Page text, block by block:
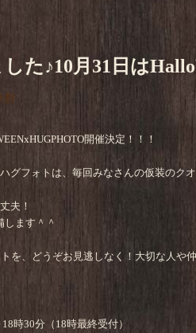
た♪10月31日は
類
開催決定！！！
グフォトは、毎回みなさんの仮装のク
夫！
ます＾＾
を、どうぞお見逃しなく！大切な人や
時30分（18時最終受付）